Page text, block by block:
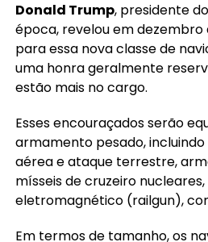
Donald Trump, presidente
época, revelou em dezembro
para essa nova classe de
uma honra geralmente
estão mais no cargo.
Esses encouraçados serão
armamento pesado,
aérea e ataque terrestre,
mísseis de cruzeiro
eletromagnético (railgun),
Em termos de tamanho, os